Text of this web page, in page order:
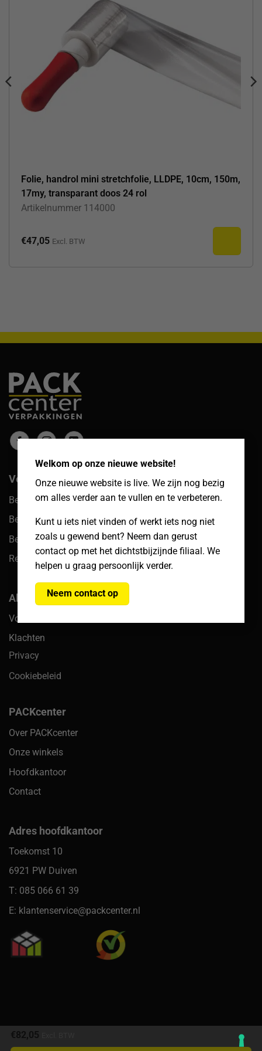
Welkom op onze nieuwe website!
Onze nieuwe website is live. We zijn nog bezig
om alles verder aan te vullen en te verbeteren.
Kunt u iets niet vinden of werkt iets nog niet
zoals u gewend bent? Neem dan gerust
contact op met het dichtstbijzijnde filiaal. We
helpen u graag persoonlijk verder.
Neem contact op
Folie, handrol mini stretchfolie, LLDPE, 10cm, 150m,
17my, transparant doos 24 rol
Artikelnummer 114000
€47,05 Excl. BTW
Veelgestelde vragen
Bestellingen
Betalingen
Bezorgen & afhalen
Retouren
Algemeen
Voorwaarden
Klachten
Privacy
Cookiebeleid
PACKcenter
Over PACKcenter
Onze winkels
Hoofdkantoor
Contact
Adres hoofdkantoor
Toekomst 10
6921 PW Duiven
T: 085 066 61 39
E: klantenservice@packcenter.nl
€ 82,05